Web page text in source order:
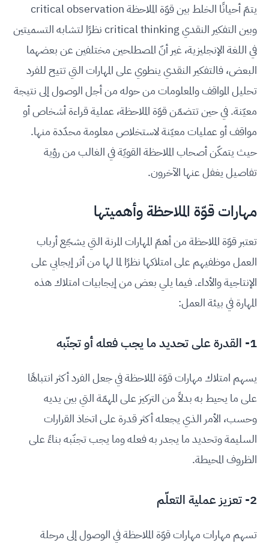
يتمّ أحيانًا الخلط بين قوّة الملاحظة critical observation
وبين التفكير النقدي critical thinking نظرًا لتشابه التسميتين
في اللغة الإنجليزية، غير أنّ المصطلحين مختلفين عن بعضهما
البعض، فالتفكير النقدي ينطوي على المهارات التي تتيح للفرد
تحليل المواقف والمعلومات من حوله من أجل الوصول إلى نتيجة
معيّنة. في حين تتضمّن قوّة الملاحظة، عملية قراءة أشخاص أو
مواقف أو عمليات معيّنة لاستخلاص معلومة محدّدة منها.
حيث يتمكّن أصحاب الملاحظة القويّة في الغالب من رؤية
تفاصيل يغفل عنها الآخرون.
مهارات قوّة الملاحظة وأهميتها
تعتبر قوّة الملاحظة من أهمّ المهارات المرنة التي يشجّع أرباب
العمل موظفيهم على امتلاكها نظرًا لما لها من أثر إيجابي على
الإنتاجية والأداء. فيما يلي بعض من إيجابيات امتلاك هذه
المهارة في بيئة العمل:
1- القدرة على تحديد ما يجب فعله أو تجنّبه
يسهم امتلاك مهارات قوّة الملاحظة في جعل الفرد أكثر انتباهًا
على ما يحيط به بدلاً من التركيز على المهمّة التي بين يديه
وحسب، الأمر الذي يجعله أكثر قدرة على اتخاذ القرارات
السليمة وتحديد ما يجدر به فعله وما يجب تجنّبه بناءً على
الظروف المحيطة.
2- تعزيز عملية التعلّم
تسهم مهارات مهارات قوّة الملاحظة في الوصول إلى مرحلة